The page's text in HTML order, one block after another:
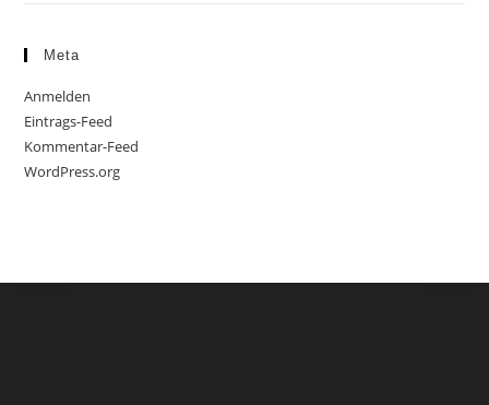
Meta
Anmelden
Eintrags-Feed
Kommentar-Feed
WordPress.org